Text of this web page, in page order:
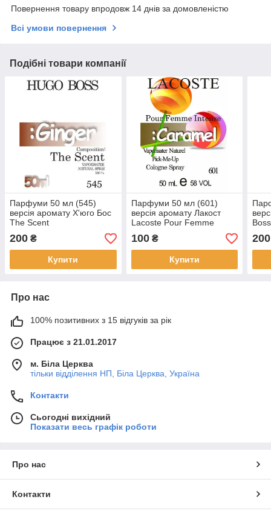
Повернення товару впродовж 14 днів за домовленістю
Всі умови повернення
Подібні товари компанії
Парфуми 50 мл (545)
версія аромату Х'юго Бос
The Scent
200 ₴
Купити
Парфуми 50 мл (601)
версія аромату Лакост
Lacoste Pour Femme
Intense
100₴
Купити
200
Про нас
100% позитивних з 15 відгуків за рік
Працює з 21.01.2017
м. Біла Церква
тільки відділення НП, Біла Церква, Україна
Контакти
Сьогодні вихідний
Показати весь графік роботи
Про нас
Контакти